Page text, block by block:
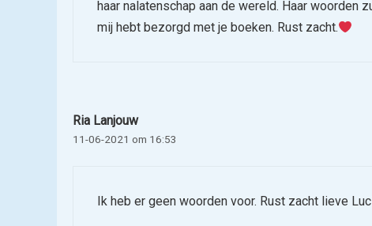
haar nalatenschap aan de wereld. Haar woorden
mij hebt bezorgd met je boeken. Rust zacht.
Ria Lanjouw
11-06-2021 om 16:53
Ik heb er geen woorden voor. Rust zacht lieve